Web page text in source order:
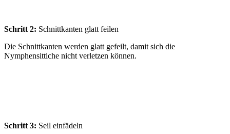
Schritt 2: Schnittkanten glatt feilen
Die Schnittkanten werden glatt gefeilt, damit sich die
Nymphensittiche nicht verletzen können.
Schritt 3: Seil einfädeln